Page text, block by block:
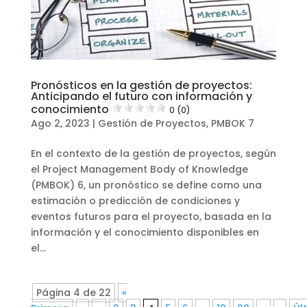
Pronósticos en la gestión de proyectos:
Anticipando el futuro con información y
conocimiento
0 (0)
Ago 2, 2023 | Gestión de Proyectos, PMBOK 7
En el contexto de la gestión de proyectos, según
el Project Management Body of Knowledge
(PMBOK) 6, un pronóstico se define como una
estimación o predicción de condiciones y
eventos futuros para el proyecto, basada en la
información y el conocimiento disponibles en
el...
Página 4 de 22
«